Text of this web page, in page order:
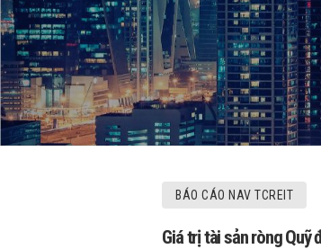
BÁO CÁO NAV TCREIT
Giá trị tài sản ròng Quỹ